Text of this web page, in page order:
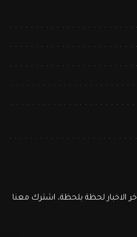
الاخبار لحظة بلحظة، اشترك معنا